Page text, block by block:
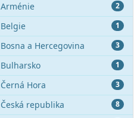
2
Arménie
1
Belgie
3
Bosna a Hercegovina
1
Bulharsko
3
Černá Hora
8
Česká republika